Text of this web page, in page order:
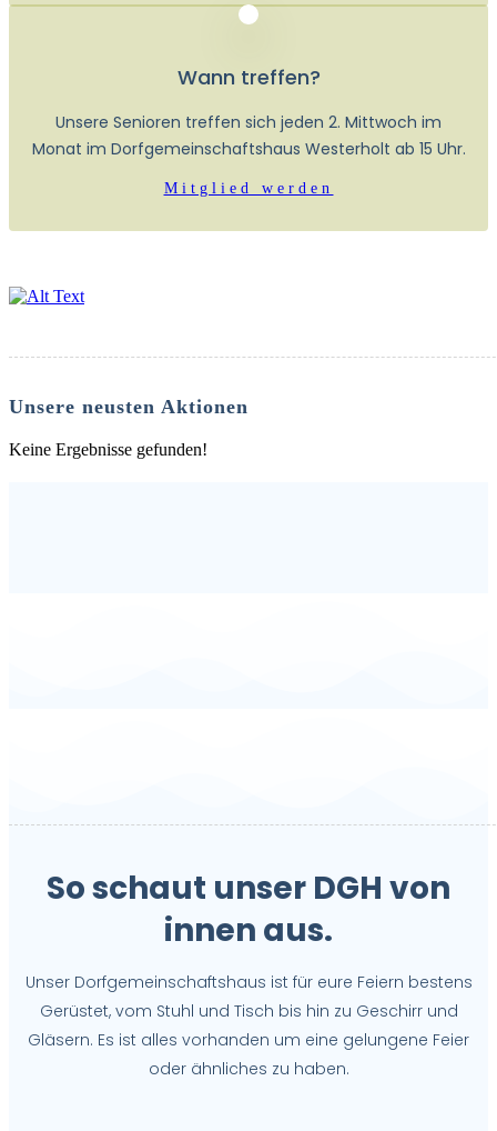
Wann treffen?
Unsere Senioren treffen sich jeden 2. Mittwoch im
Monat im Dorfgemeinschaftshaus Westerholt ab 15 Uhr.
Mitglied werden
Unsere neusten Aktionen
Keine Ergebnisse gefunden!
So schaut unser DGH von
innen aus.
Unser Dorfgemeinschaftshaus ist für eure Feiern bestens
Gerüstet, vom Stuhl und Tisch bis hin zu Geschirr und
Gläsern. Es ist alles vorhanden um eine gelungene Feier
oder ähnliches zu haben.